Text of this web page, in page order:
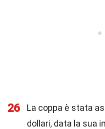
26
La coppa è stata
dollari, data la sua